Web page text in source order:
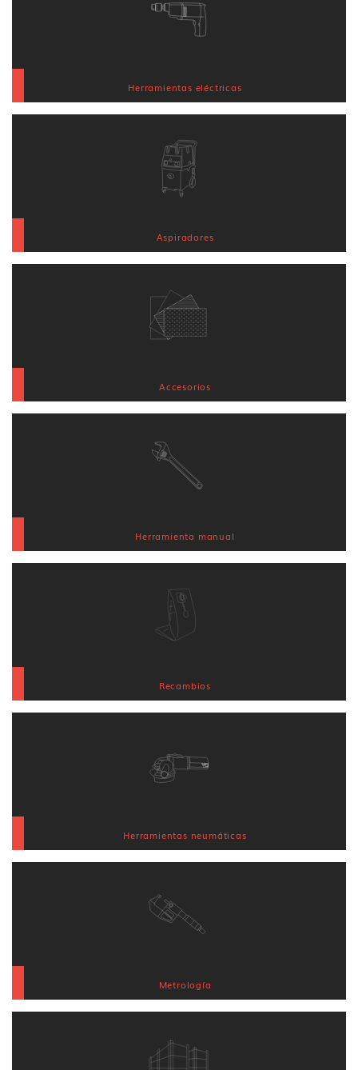
Herramientas eléctricas
Aspiradores
Accesorios
Herramienta manual
Recambios
Herramientas neumáticas
Metrología